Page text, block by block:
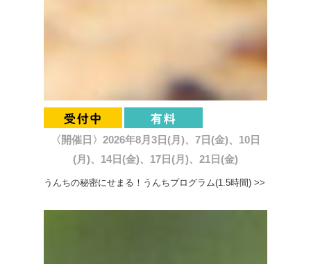
〈開催日〉2026年8月3日(月)、7日(金)、10日
(月)、14日(金)、17日(月)、21日(金)
うんちの秘密にせまる！うんちプログラム(1.5時間) >>